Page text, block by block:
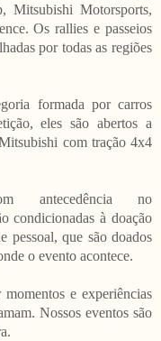
Mitsubishi Motorsports,
Os rallies e passeios
por todas as regiões
formada por carros
eles são abertos a
com tração 4x4
antecedência no
condicionadas à doação
pessoal, que são doados
o evento acontece.
e experiências
Nossos eventos são